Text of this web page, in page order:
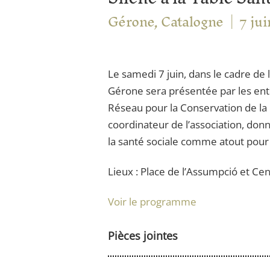
Gérone, Catalogne 7
Le samedi 7 juin, dans le cadre
Gérone sera présentée par les
Réseau pour la Conservation de
coordinateur de l’association,
la santé sociale comme atout
Lieux : Place de l’Assumpció et
Voir le programme
Pièces jointes